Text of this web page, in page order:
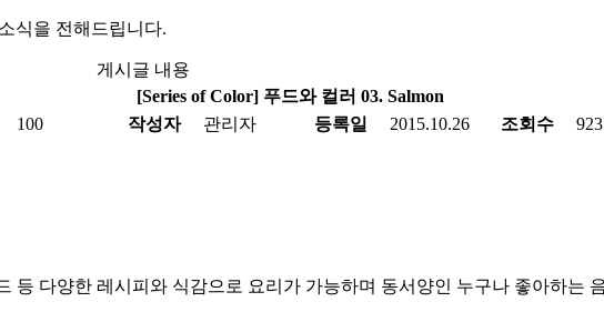
게시글 내용
[Series of Color] 푸드와 컬러 03. Salmon
100 작성자 관리자 등록일 2015.10.26 조회수
다양한 레시피와 식감으로 요리가 가능하며 동서양인 누구나 좋아하는